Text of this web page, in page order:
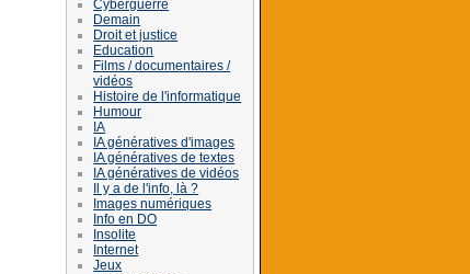
Cyberguerre
Demain
Droit et justice
Education
Films / documentaires /
vidéos
Histoire de l'informatique
Humour
IA
IA génératives d'images
IA génératives de textes
IA génératives de vidéos
Il y a de l'info, là ?
Images numériques
Info en DO
Insolite
Internet
Jeux